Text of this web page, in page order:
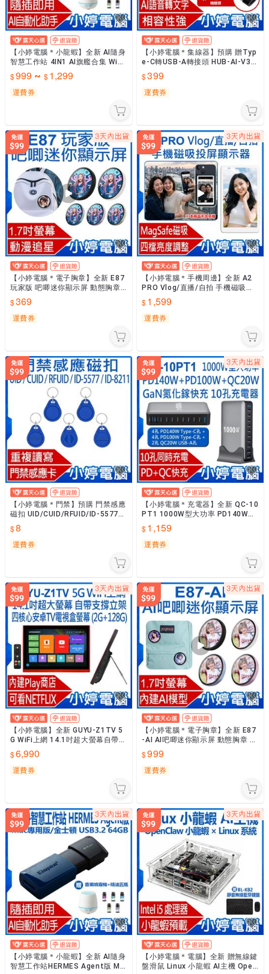
【小婷電腦＊小龍蝦】全新 AI隨身
智慧工作站 4IN1 AI旗艦合集 Win/
mac腦安裝版＋Win隨身碟版 金士
頓999 ~ 1,299
運費券
【小婷電腦＊集線器】預購 贈Typ
e-C轉USB-A轉接頭 HUB-AI-V32
3 智慧AI鍵+語音鍵+3孔USB2.0
399
運費券
【小婷電腦＊電子胸章】全新 E87
玩家版 吧唧迷你顯示屏 動態胸章
動漫追星 粉絲應援 1.7吋螢幕 長待
機 卡通徽章
369
運費券
【小婷電腦＊手機周邊】全新 A2
PRO Vlog/直播/自拍 手機磁吸投
屏顯示器 4.02吋螢幕 MagSafe磁
吸1,599
運費券
【小婷電腦＊門禁】預購 門禁感應
磁扣 UID/CUID/RFUID/ID-5577/I
D-8211 重複讀寫 電梯門禁
8
運費券
【小婷電腦＊充電器】全新 QC-10
PT1 1000W型大功率 PD140W+P
D100W+QC20W GaN氮化鎵快充
1,159
運費券
【小婷電腦】全新 GUYU-Z1TV 5
G WiFi上網 14.1吋超大螢幕自帶支
撐立架四核心安卓TV電視盒螢幕
6,990
運費券
【小婷電腦＊電子胸章】全新 E87
-AI AI吧唧迷你顯示屏 動態胸章 動
漫追星 粉絲應援 1.7吋螢幕 同聲傳
譯999
運費券
【小婷電腦＊小龍蝦】全新 AI隨身
智慧工作站HERMES Agent版 Ma
【小婷電腦＊電腦】全新 贈無線鍵
盤滑鼠 Linux 小龍蝦 AI主機 Open